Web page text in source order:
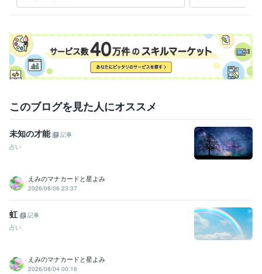
このブログを見た人にオススメ
未知の才能
記事
占い
えみのマナカードと星よみ
2026/08/06 23:37
虹
記事
占い
えみのマナカードと星よみ
2026/08/04 00:16